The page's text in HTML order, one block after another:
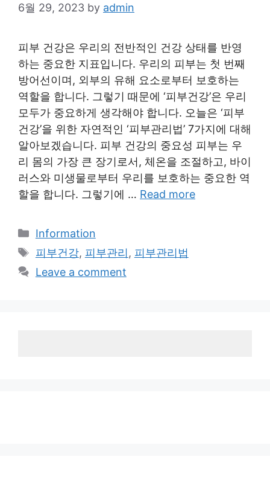
6월 29, 2023 by admin
피부 건강은 우리의 전반적인 건강 상태를 반영
하는 중요한 지표입니다. 우리의 피부는 첫 번째
방어선이며, 외부의 유해 요소로부터 보호하는
역할을 합니다. 그렇기 때문에 ‘피부건강’은 우리
모두가 중요하게 생각해야 합니다. 오늘은 ‘피부
건강’을 위한 자연적인 ‘피부관리법’ 7가지에 대해
알아보겠습니다. 피부 건강의 중요성 피부는 우
리 몸의 가장 큰 장기로서, 체온을 조절하고, 바이
러스와 미생물로부터 우리를 보호하는 중요한 역
할을 합니다. 그렇기에 … Read more
Categories
Information
Tags
피부건강, 피부관리 , 피부관리법
Leave a comment